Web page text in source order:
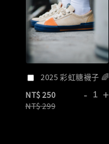
2025 彩虹糖襪子 🌈
NT$ 250
NT$ 299
- +